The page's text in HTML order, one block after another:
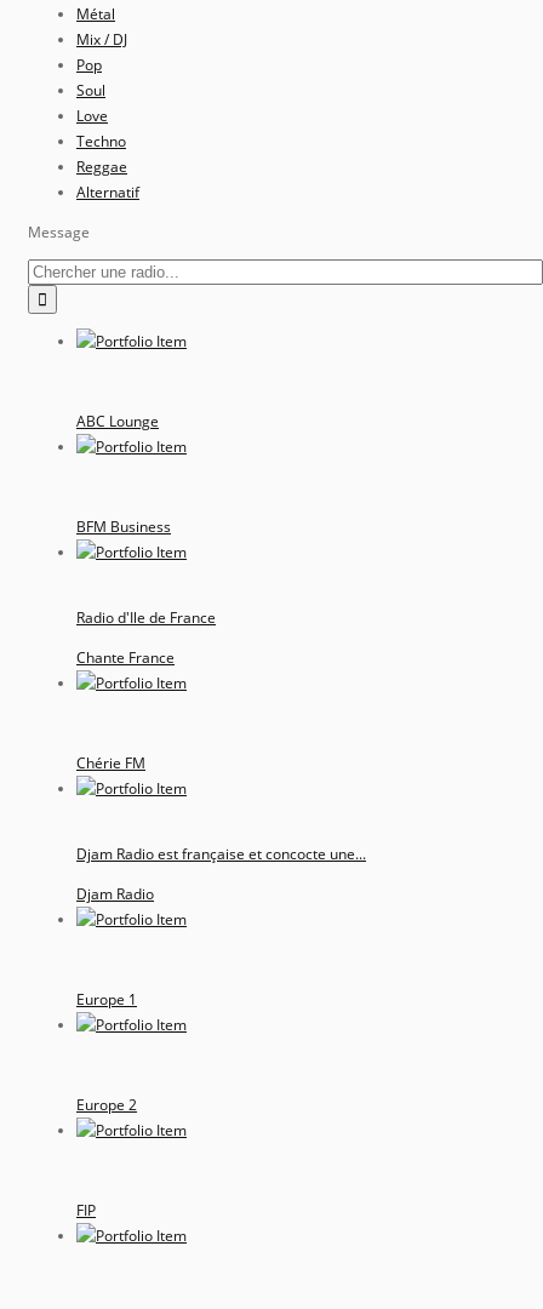
Métal
Mix / DJ
Pop
Soul
Love
Techno
Reggae
Alternatif
Message
ABC Lounge
BFM Business
Radio d'Ile de France
Chante France
Chérie FM
Djam Radio est française et concocte une...
Djam Radio
Europe 1
Europe 2
FIP